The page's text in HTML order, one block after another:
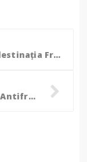
Substanțe periculoase cu destinația Franța, oprite la frontiera Rădăuți!
Operaționalizarea județenelor la Antifraudă: Toți angajații au optat și sunt alocați pe posturi!